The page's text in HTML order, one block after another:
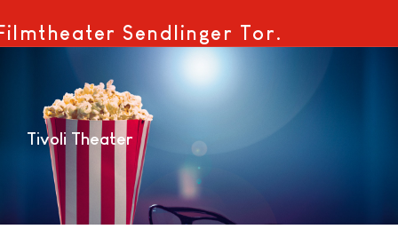
Sendlinger Tor.
Tivoli Theater